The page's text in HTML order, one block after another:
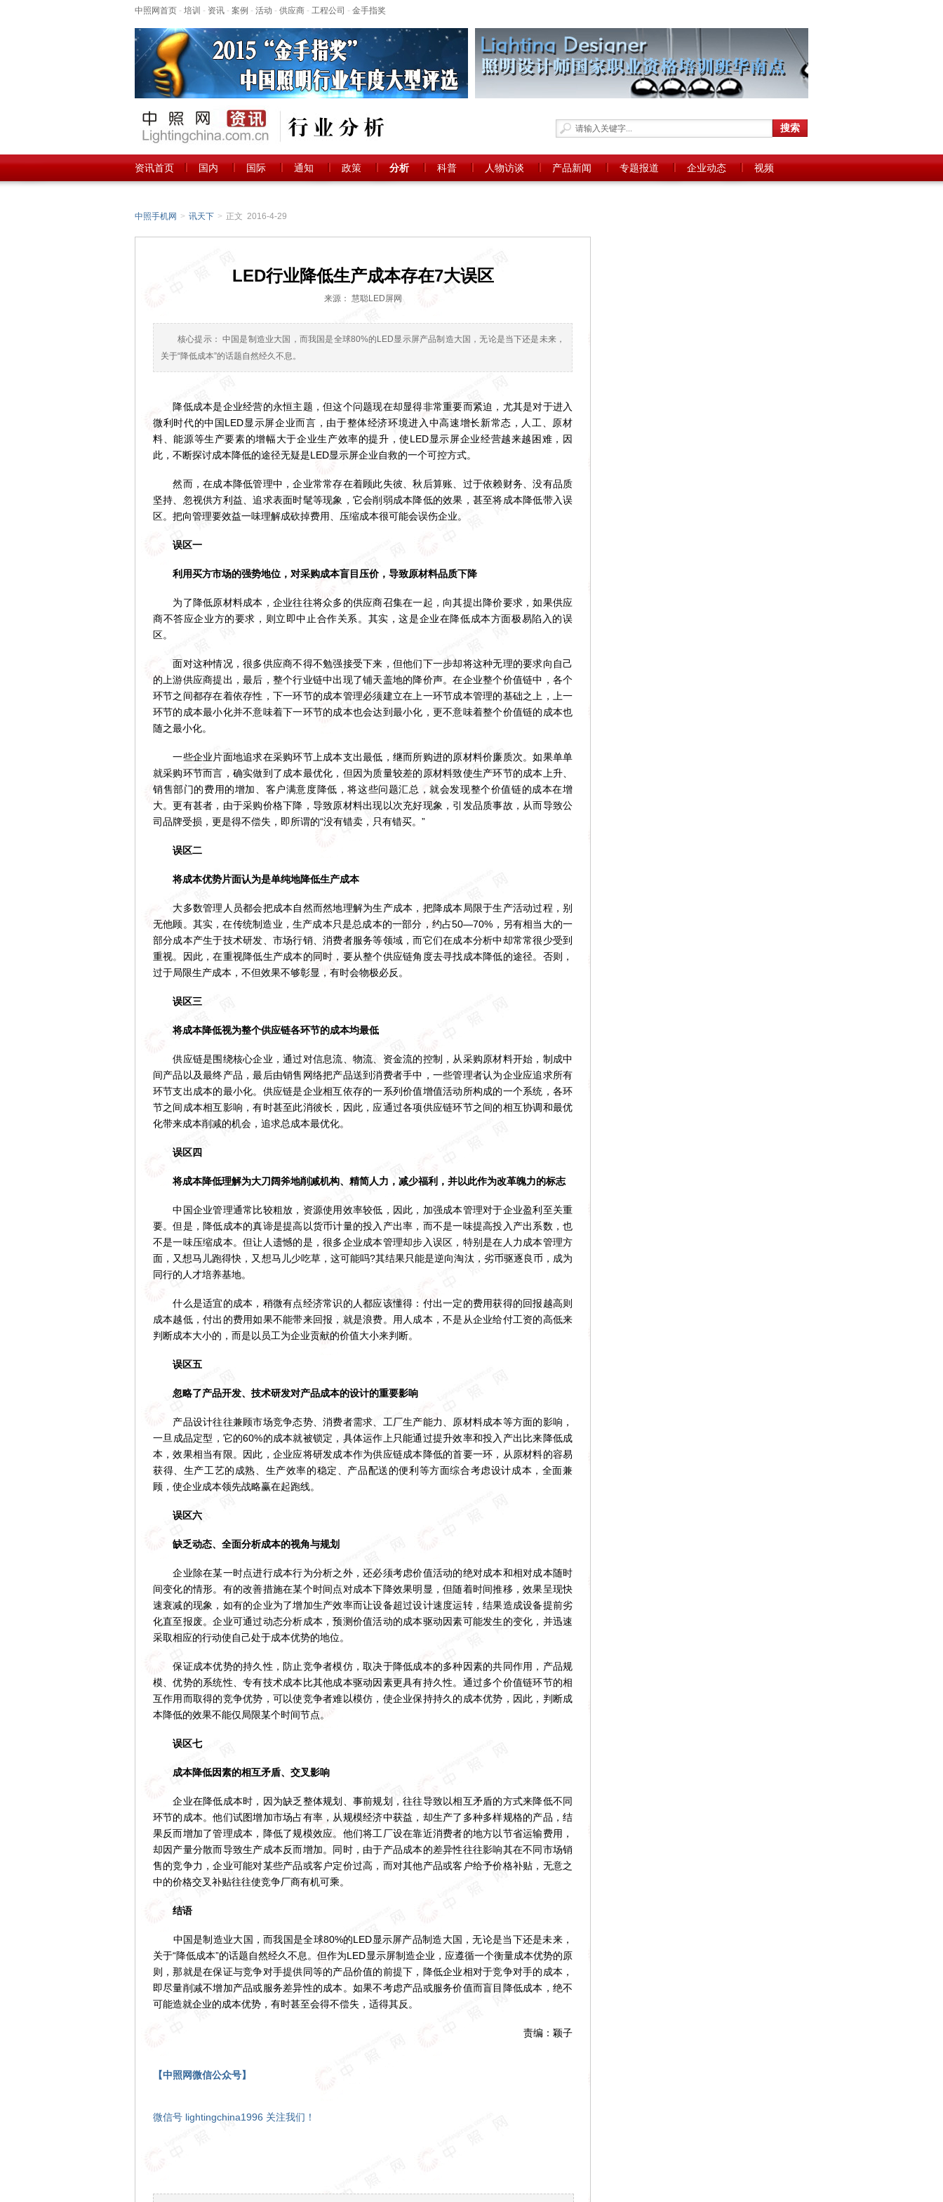
中照网首页 - 培训 - 资讯 - 案例 - 活动 - 供应商 - 工程公司 - 金手指奖
资讯首页 国内 国际 通知 政策 分析 科普 人物访谈 产品新闻 专题报道 企业动态 视频
中照手机网 > 讯天下 > 正文 2016-4-29
LED行业降低生产成本存在7大误区
来源： 慧聪LED屏网
核心提示： 中国是制造业大国，而我国是全球80%的LED显示屏产品制造大国，无论是当下还是未来，
关于“降低成本”的话题自然经久不息。
降低成本是企业经营的永恒主题，但这个问题现在却显得非常重要而紧迫，尤其是对于进入
微利时代的中国LED显示屏企业而言，由于整体经济环境进入中高速增长新常态，人工、原材
料、能源等生产要素的增幅大于企业生产效率的提升，使LED显示屏企业经营越来越困难，因
此，不断探讨成本降低的途径无疑是LED显示屏企业自救的一个可控方式。
然而，在成本降低管理中，企业常常存在着顾此失彼、秋后算账、过于依赖财务、没有品质
坚持、忽视供方利益、追求表面时髦等现象，它会削弱成本降低的效果，甚至将成本降低带入误
区。把向管理要效益一味理解成砍掉费用、压缩成本很可能会误伤企业。
误区一
利用买方市场的强势地位，对采购成本盲目压价，导致原材料品质下降
为了降低原材料成本，企业往往将众多的供应商召集在一起，向其提出降价要求，如果供应
商不答应企业方的要求，则立即中止合作关系。其实，这是企业在降低成本方面极易陷入的误
区。
面对这种情况，很多供应商不得不勉强接受下来，但他们下一步却将这种无理的要求向自己
的上游供应商提出，最后，整个行业链中出现了铺天盖地的降价声。在企业整个价值链中，各个
环节之间都存在着依存性，下一环节的成本管理必须建立在上一环节成本管理的基础之上，上一
环节的成本最小化并不意味着下一环节的成本也会达到最小化，更不意味着整个价值链的成本也
随之最小化。
一些企业片面地追求在采购环节上成本支出最低，继而所购进的原材料价廉质次。如果单单
就采购环节而言，确实做到了成本最优化，但因为质量较差的原材料致使生产环节的成本上升、
销售部门的费用的增加、客户满意度降低，将这些问题汇总，就会发现整个价值链的成本在增
大。更有甚者，由于采购价格下降，导致原材料出现以次充好现象，引发品质事故，从而导致公
司品牌受损，更是得不偿失，即所谓的“没有错卖，只有错买。”
误区二
将成本优势片面认为是单纯地降低生产成本
大多数管理人员都会把成本自然而然地理解为生产成本，把降成本局限于生产活动过程，别
无他顾。其实，在传统制造业，生产成本只是总成本的一部分，约占50—70%，另有相当大的一
部分成本产生于技术研发、市场行销、消费者服务等领域，而它们在成本分析中却常常很少受到
重视。因此，在重视降低生产成本的同时，要从整个供应链角度去寻找成本降低的途径。否则，
过于局限生产成本，不但效果不够彰显，有时会物极必反。
误区三
将成本降低视为整个供应链各环节的成本均最低
供应链是围绕核心企业，通过对信息流、物流、资金流的控制，从采购原材料开始，制成中
间产品以及最终产品，最后由销售网络把产品送到消费者手中，一些管理者认为企业应追求所有
环节支出成本的最小化。供应链是企业相互依存的一系列价值增值活动所构成的一个系统，各环
节之间成本相互影响，有时甚至此消彼长，因此，应通过各项供应链环节之间的相互协调和最优
化带来成本削减的机会，追求总成本最优化。
误区四
将成本降低理解为大刀阔斧地削减机构、精简人力，减少福利，并以此作为改革魄力的标志
中国企业管理通常比较粗放，资源使用效率较低，因此，加强成本管理对于企业盈利至关重
要。但是，降低成本的真谛是提高以货币计量的投入产出率，而不是一味提高投入产出系数，也
不是一味压缩成本。但让人遗憾的是，很多企业成本管理却步入误区，特别是在人力成本管理方
面，又想马儿跑得快，又想马儿少吃草，这可能吗?其结果只能是逆向淘汰，劣币驱逐良币，成为
同行的人才培养基地。
什么是适宜的成本，稍微有点经济常识的人都应该懂得：付出一定的费用获得的回报越高则
成本越低，付出的费用如果不能带来回报，就是浪费。用人成本，不是从企业给付工资的高低来
判断成本大小的，而是以员工为企业贡献的价值大小来判断。
误区五
忽略了产品开发、技术研发对产品成本的设计的重要影响
产品设计往往兼顾市场竞争态势、消费者需求、工厂生产能力、原材料成本等方面的影响，
一旦成品定型，它的60%的成本就被锁定，具体运作上只能通过提升效率和投入产出比来降低成
本，效果相当有限。因此，企业应将研发成本作为供应链成本降低的首要一环，从原材料的容易
获得、生产工艺的成熟、生产效率的稳定、产品配送的便利等方面综合考虑设计成本，全面兼
顾，使企业成本领先战略赢在起跑线。
误区六
缺乏动态、全面分析成本的视角与规划
企业除在某一时点进行成本行为分析之外，还必须考虑价值活动的绝对成本和相对成本随时
间变化的情形。有的改善措施在某个时间点对成本下降效果明显，但随着时间推移，效果呈现快
速衰减的现象，如有的企业为了增加生产效率而让设备超过设计速度运转，结果造成设备提前劣
化直至报废。企业可通过动态分析成本，预测价值活动的成本驱动因素可能发生的变化，并迅速
采取相应的行动使自己处于成本优势的地位。
保证成本优势的持久性，防止竞争者模仿，取决于降低成本的多种因素的共同作用，产品规
模、优势的系统性、专有技术成本比其他成本驱动因素更具有持久性。通过多个价值链环节的相
互作用而取得的竞争优势，可以使竞争者难以模仿，使企业保持持久的成本优势，因此，判断成
本降低的效果不能仅局限某个时间节点。
误区七
成本降低因素的相互矛盾、交叉影响
企业在降低成本时，因为缺乏整体规划、事前规划，往往导致以相互矛盾的方式来降低不同
环节的成本。他们试图增加市场占有率，从规模经济中获益，却生产了多种多样规格的产品，结
果反而增加了管理成本，降低了规模效应。他们将工厂设在靠近消费者的地方以节省运输费用，
却因产量分散而导致生产成本反而增加。同时，由于产品成本的差异性往往影响其在不同市场销
售的竞争力，企业可能对某些产品或客户定价过高，而对其他产品或客户给予价格补贴，无意之
中的价格交叉补贴往往使竞争厂商有机可乘。
结语
中国是制造业大国，而我国是全球80%的LED显示屏产品制造大国，无论是当下还是未来，
关于“降低成本”的话题自然经久不息。但作为LED显示屏制造企业，应遵循一个衡量成本优势的原
则，那就是在保证与竞争对手提供同等的产品价值的前提下，降低企业相对于竞争对手的成本，
即尽量削减不增加产品或服务差异性的成本。如果不考虑产品或服务价值而盲目降低成本，绝不
可能造就企业的成本优势，有时甚至会得不偿失，适得其反。
责编：颖子
【中照网微信公众号】
微信号 lightingchina1996 关注我们！